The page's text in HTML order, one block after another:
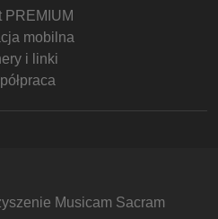
PREMIUM
mobilna
i linki
Musicam Sacram